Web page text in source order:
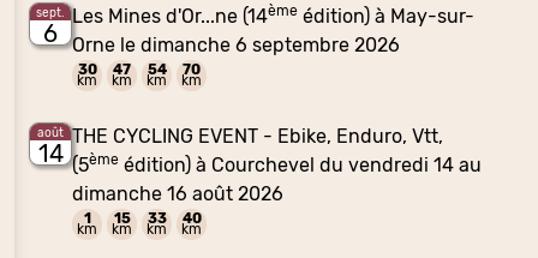
sept.
6
Les Mines d'Or...ne (14ème édition) à May-sur-
Orne le dimanche 6 septembre 2026
30
km
47
km
54
km
70
km
août
14
THE CYCLING EVENT - Ebike, Enduro, Vtt,
(5ème édition) à Courchevel du vendredi 14 au
dimanche 16 août 2026
1
km
15
km
33
km
40
km